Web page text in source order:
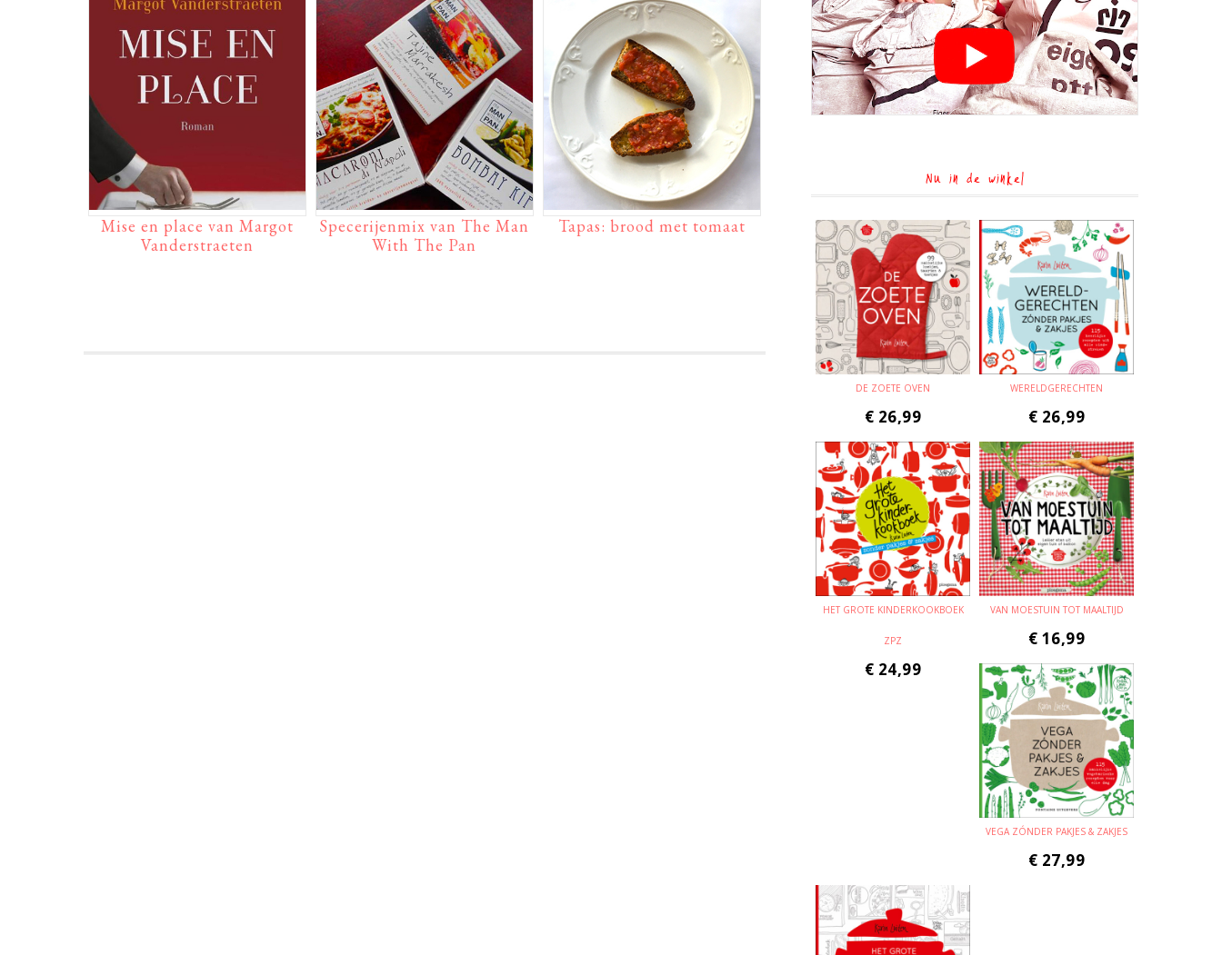
Mise en place van Margot
Vanderstraeten
Specerijenmix van The Man
With The Pan
Tapas: brood met tomaat
Nu in de winkel
DE ZOETE OVEN
€ 26,99
WERELDGERECHTEN
€ 26,99
HET GROTE KINDERKOOKBOEK
ZPZ
€ 24,99
VAN MOESTUIN TOT MAALTIJD
€ 16,99
VEGA ZÓNDER PAKJES & ZAKJES
€ 27,99